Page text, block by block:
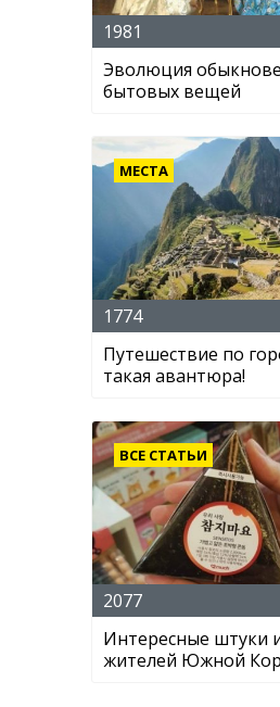
1981
Эволюция
бытовых вещей
МЕСТА
1774
Путешествие по
такая авантюра!
ВСЕ СТАТЬИ
2077
Интересные штуки
жителей Южной